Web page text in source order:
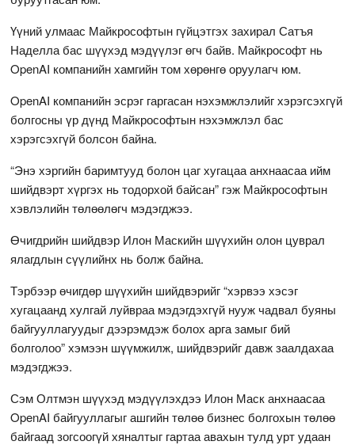
Үүний улмаас Майкрософтын гүйцэтгэх захирал Сатъя
Наделла бас шүүхэд мэдүүлэг өгч байв. Майкрософт нь
OpenAI компанийн хамгийн том хөрөнгө оруулагч юм.
OpenAI компанийн эсрэг гаргасан нэхэмжлэлийг хэрэгсэхгүй
болгосны үр дүнд Майкрософтын нэхэмжлэл бас
хэрэгсэхгүй болсон байна.
“Энэ хэргийн баримтууд болон цаг хугацаа анхнаасаа ийм
шийдвэрт хүргэх нь тодорхой байсан” гэж Майкрософтын
хэвлэлийн төлөөлөгч мэдэгджээ.
Өчигдрийн шийдвэр Илон Маскийн шүүхийн олон цуврал
ялагдлын сүүлийнх нь болж байна.
Тэрбээр өчигдөр шүүхийн шийдвэрийг “хэрвээ хэсэг
хугацаанд хулгай луйвраа мэдэгдэхгүй нууж чадвал буяны
байгууллагуудыг дээрэмдэж болох арга замыг бий
болголоо” хэмээн шүүмжилж, шийдвэрийг давж заалдахаа
мэдэгджээ.
Сэм Олтмэн шүүхэд мэдүүлэхдээ Илон Маск анхнаасаа
OpenAI байгууллагыг ашгийн төлөө бизнес болгохын төлөө
байгаад зогсоогүй хяналтыг гартаа авахын тулд урт удаан